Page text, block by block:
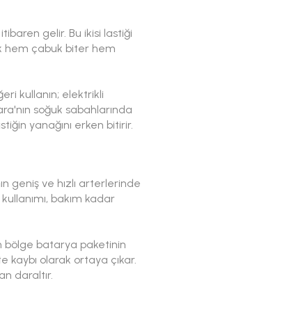
gelir. Bu ikisi lastiği
hem çabuk biter hem
kullanın; elektrikli
soğuk sabahlarında
yanağını erken bitirir.
geniş ve hızlı arterlerinde
bakım kadar
bölge batarya paketinin
kaybı olarak ortaya çıkar.
daraltır.